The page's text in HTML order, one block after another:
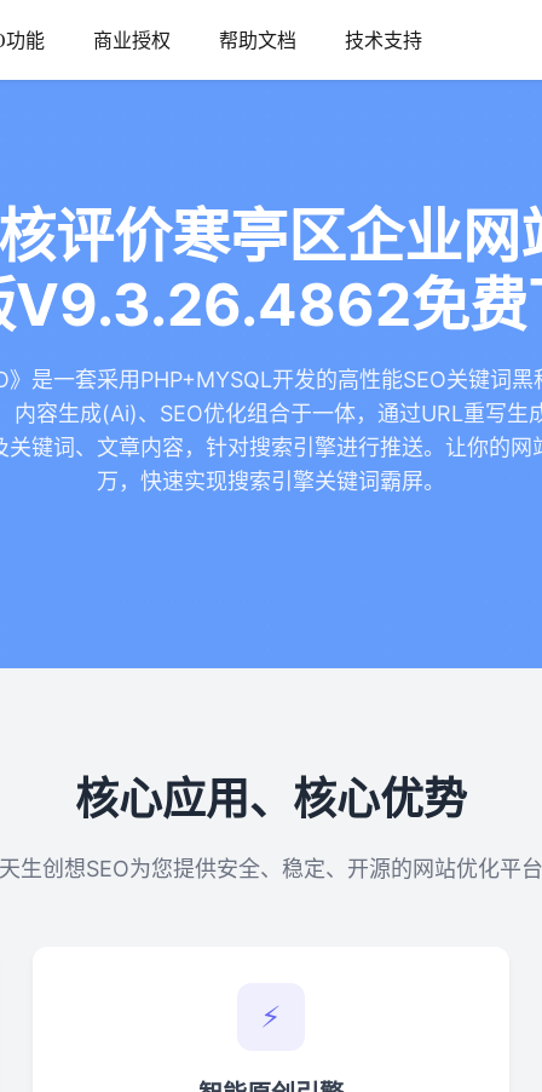
功能 商业授权 帮助文档 技术支持
评价寒亭区企业
V9.3.26.4862免费
》是一套采用PHP+MYSQL开发的高性能SEO关键词黑
内容生成(Ai)、SEO优化组合于一体，通过URL重写生
关键词、文章内容，针对搜索引擎进行推送。让你的网
万，快速实现搜索引擎关键词霸屏。
核心应用、核心优势
天生创想SEO为您提供安全、稳定、开源的网站优化平台
⚡